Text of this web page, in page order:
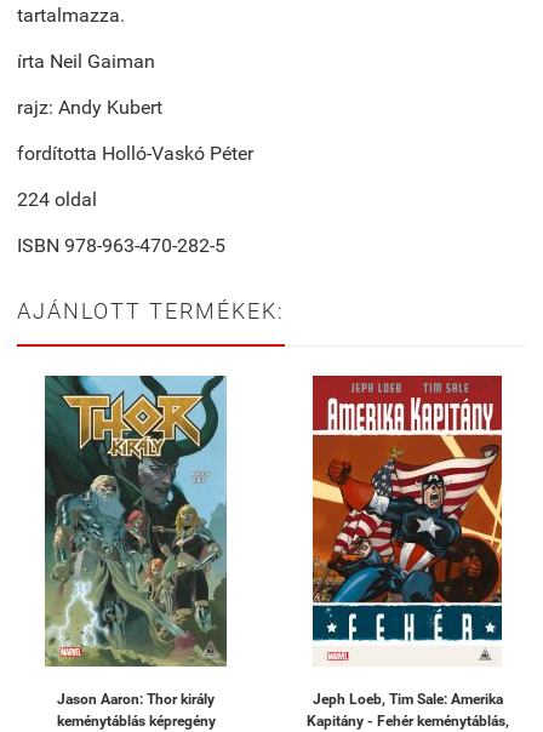
tartalmazza.
írta Neil Gaiman
rajz: Andy Kubert
fordította Holló-Vaskó Péter
224 oldal
ISBN 978-963-470-282-5
AJÁNLOTT TERMÉKEK:
Jason Aaron: Thor király
keménytáblás képregény
Jeph Loeb, Tim Sale: Amerika
Kapitány - Fehér keménytáblás,